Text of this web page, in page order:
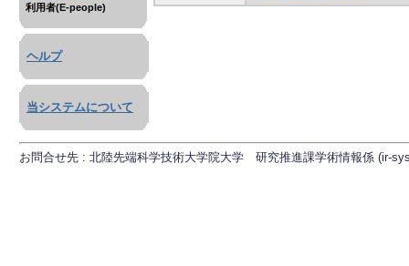
利用者(E-people)
ヘルプ
当システムについて
お問合せ先 : 北陸先端科学技術大学院大学 研究推進課学術情報係 (ir-